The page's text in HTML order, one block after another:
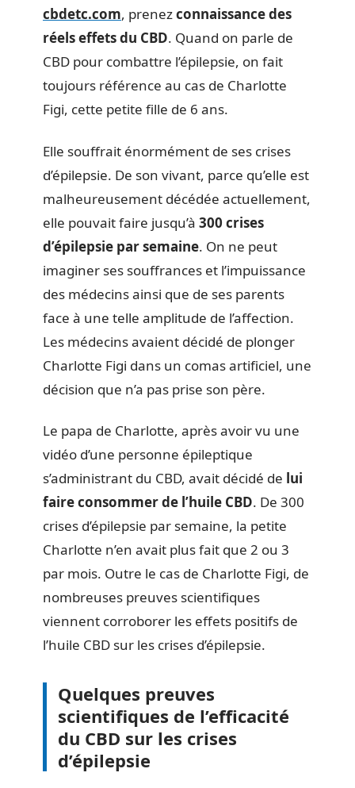
cbdetc.com, prenezconnaissance des
réels effets du CBD. Quand on parle de
CBD pour combattre l’épilepsie, on fait
toujours référence au cas de Charlotte
Figi, cette petite fille de 6 ans.
Elle souffrait énormément de ses crises
d’épilepsie. De son vivant, parce qu’elle est
malheureusement décédée actuellement,
elle pouvait faire jusqu’à 300 crises
d’épilepsie par semaine. On ne peut
imaginer ses souffrances et l’impuissance
des médecins ainsi que de ses parents
face à une telle amplitude de l’affection.
Les médecins avaient décidé de plonger
Charlotte Figi dans un comas artificiel, une
décision que n’a pas prise son père.
Le papa de Charlotte, après avoir vu une
vidéo d’une personne épileptique
s’administrant du CBD, avait décidé de lui
faire consommer de l’huile CBD. De 300
crises d’épilepsie par semaine, la petite
Charlotte n’en avait plus fait que 2 ou 3
par mois. Outre le cas de Charlotte Figi, de
nombreuses preuves scientifiques
viennent corroborer les effets positifs de
l’huile CBD sur les crises d’épilepsie.
Quelques preuves
scientifiques de l’efficacité
du CBD sur les crises
d’épilepsie